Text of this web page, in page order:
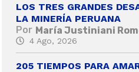
LOS TRES GRANDES
LA MINERÍA PERUANA
Por María Justiniani
4 Ago, 2026
205 TIEMPOS PARA